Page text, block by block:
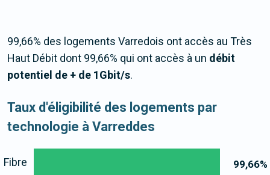
99,66% des logements Varredois ont accès au Très
Haut Débit dont 99,66% qui ont accès à un débit
potentiel de + de 1Gbit/s.
Taux d'éligibilité des logements par
technologie à Varreddes
99,66%
Fibre